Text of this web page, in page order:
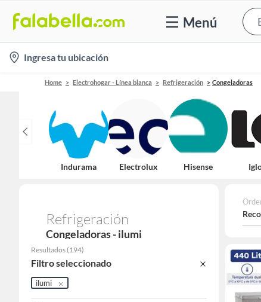
Menú
location-
icon
Ingresa tu ubicación
Home Electrohogar - Línea blanca Refrigeración Congeladoras
Indurama Electrolux Hisense
Refrigeración
Congeladoras - ilumi
Resultados (194)
Filtro seleccionado
ilumi